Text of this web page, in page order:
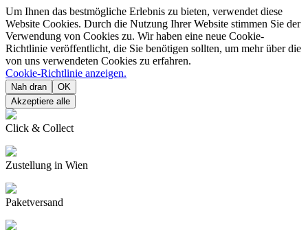
Um Ihnen das bestmögliche Erlebnis zu bieten, verwendet diese
Website Cookies. Durch die Nutzung Ihrer Website stimmen Sie der
Verwendung von Cookies zu. Wir haben eine neue Cookie-
Richtlinie veröffentlicht, die Sie benötigen sollten, um mehr über die
von uns verwendeten Cookies zu erfahren.
Cookie-Richtlinie anzeigen.
Nah dran
OK
Akzeptiere alle
Click & Collect
Zustellung in Wien
Paketversand